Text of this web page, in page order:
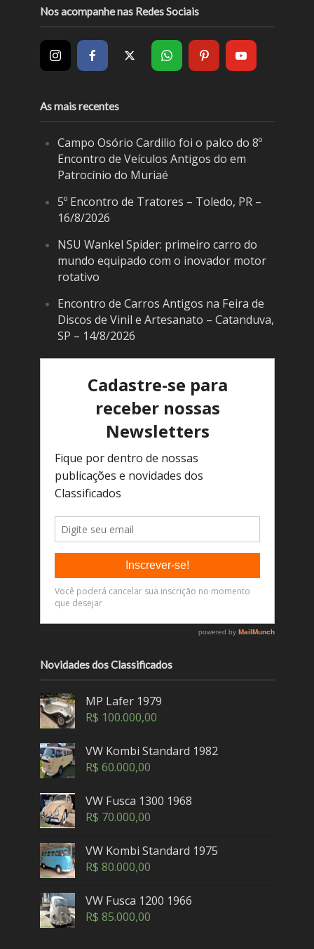
Nos acompanhe nas Redes Sociais
As mais recentes
Campo Osório Cardilio foi o palco do 8º
Encontro de Veículos Antigos do em
Patrocínio do Muriaé
5º Encontro de Tratores – Toledo, PR –
16/8/2026
NSU Wankel Spider: primeiro carro do
mundo equipado com o inovador motor
rotativo
Encontro de Carros Antigos na Feira de
Discos de Vinil e Artesanato – Catanduva,
SP – 14/8/2026
Novidades dos Classificados
MP Lafer 1979
R$ 100.000,00
VW Kombi Standard 1982
R$ 60.000,00
VW Fusca 1300 1968
R$ 70.000,00
VW Kombi Standard 1975
R$ 80.000,00
VW Fusca 1200 1966
R$ 85.000,00